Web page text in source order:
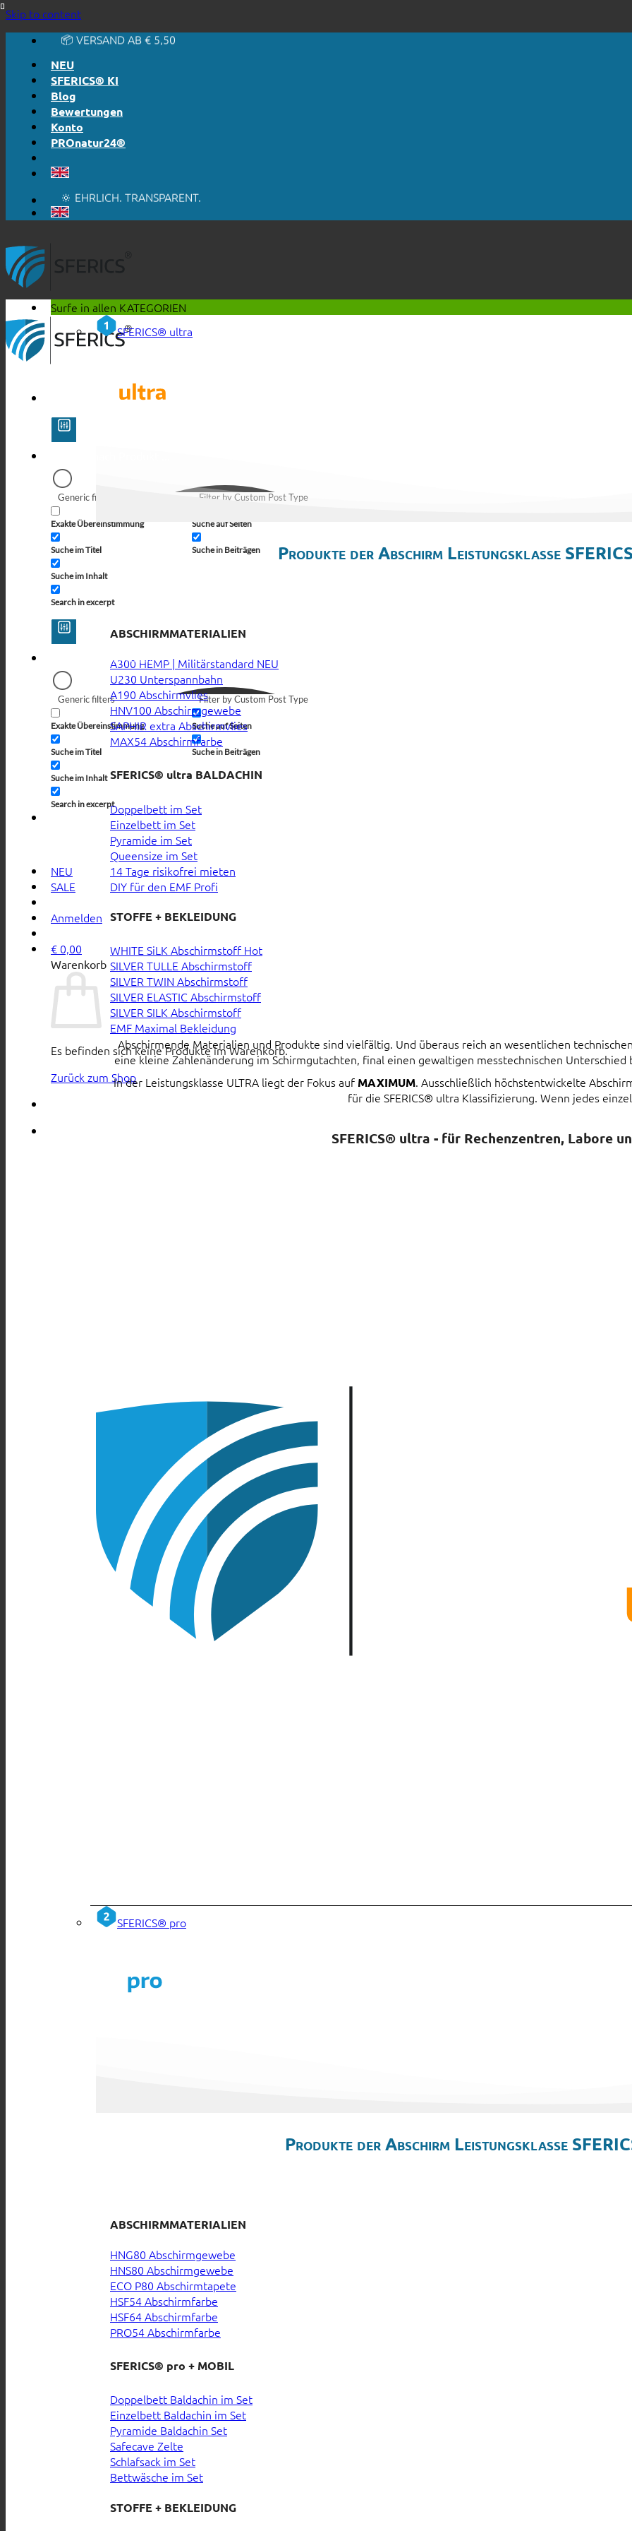
Skip to content🔆 EHRLICH. TRANSPARENT.
📦 VERSAND AB € 5,50
NEU
SFERICS® KI
Blog
Bewertungen
Konto
PROnatur24®
🔆 EINFACH. FUNKTIONIERT.
🔆 EHRLICH. TRANSPARENT.
📦 VERSAND AB € 5,50
🔖 KAUF AUF RECHNUNG
Generic filters
Exakte Übereinstimmung
Suche im Titel
Suche im Inhalt
Search in excerpt
Filter by Custom Post Type
Suche auf Seiten
Suche in Beiträgen
Generic filters
Exakte Übereinstimmung
Suche im Titel
Suche im Inhalt
Search in excerpt
Filter by Custom Post Type
Suche auf Seiten
Suche in Beiträgen
NEU
SALE
Anmelden
€ 0,00
Warenkorb
Es befinden sich keine Produkte im Warenkorb.
Zurück zum Shop
Surfe in allen KATEGORIEN
SFERICS® ultra
Produkte der Abschirm Leistungsklasse
ABSCHIRMMATERIALIEN
A300 HEMP | Militärstandard
U230 Unterspannbahn
A190 Abschirmvlies
HNV100 Abschirmgewebe
SAPHIR extra Abschirmvlies
MAX54 Abschirmfarbe
SFERICS® ultra BALDACHIN
Doppelbett im Set
Einzelbett im Set
Pyramide im Set
Queensize im Set
14 Tage risikofrei mieten
DIY für den EMF Profi
STOFFE + BEKLEIDUNG
WHITE SiLK Abschirmstoff
SILVER TULLE Abschirmstoff
SILVER TWIN Abschirmstoff
SILVER ELASTIC Abschirmstoff
SILVER SILK Abschirmstoff
EMF Maximal Bekleidung
Abschirmende Materialien und Produkte sind vielfältig. Und überaus reich an wesentlichen
eine kleine Zahlenänderung im Schirmgutachten, final einen gewaltigen messtechnischen Unterschied
In der Leistungsklasse ULTRA liegt der Fokus auf MAXIMUM. Ausschließlich höchstentwickelte
für die SFERICS® ultra Klassifizierung. Wenn jedes
SFERICS® ultra - für Rechenzentren, Labore
SFERICS® pro
Produkte der Abschirm Leistungsklasse
ABSCHIRMMATERIALIEN
HNG80 Abschirmgewebe
HNS80 Abschirmgewebe
ECO P80 Abschirmtapete
HSF54 Abschirmfarbe
HSF64 Abschirmfarbe
PRO54 Abschirmfarbe
SFERICS® pro + MOBIL
Doppelbett Baldachin im Set
Einzelbett Baldachin im Set
Pyramide Baldachin Set
Safecave Zelte
Schlafsack im Set
Bettwäsche im Set
STOFFE + BEKLEIDUNG